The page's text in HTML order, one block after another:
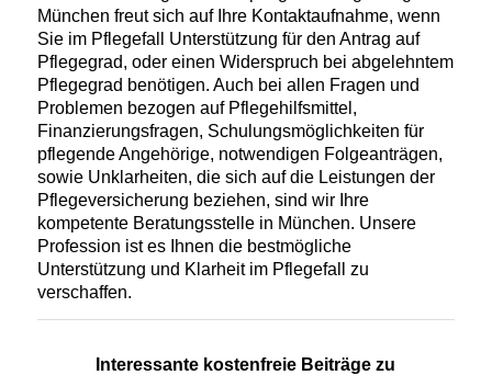
München freut sich auf Ihre Kontaktaufnahme, wenn
Sie im Pflegefall Unterstützung für den Antrag auf
Pflegegrad, oder einen Widerspruch bei abgelehntem
Pflegegrad benötigen. Auch bei allen Fragen und
Problemen bezogen auf Pflegehilfsmittel,
Finanzierungsfragen, Schulungsmöglichkeiten für
pflegende Angehörige, notwendigen Folgeanträgen,
sowie Unklarheiten, die sich auf die Leistungen der
Pflegeversicherung beziehen, sind wir Ihre
kompetente Beratungsstelle in München. Unsere
Profession ist es Ihnen die bestmögliche
Unterstützung und Klarheit im Pflegefall zu
verschaffen.
Interessante kostenfreie Beiträge zu